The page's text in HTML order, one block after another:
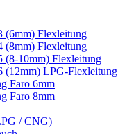
Flexleitung
Flexleitung
10mm) Flexleitung
LPG-Flexleitung
Faro 6mm
Faro 8mm
/ CNG)